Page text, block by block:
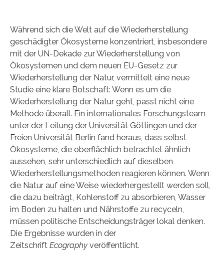
Während sich die Welt auf die Wiederherstellung
geschädigter Ökosysteme konzentriert, insbesondere
mit der UN-Dekade zur Wiederherstellung von
Ökosystemen und dem neuen EU-Gesetz zur
Wiederherstellung der Natur, vermittelt eine neue
Studie eine klare Botschaft: Wenn es um die
Wiederherstellung der Natur geht, passt nicht eine
Methode überall. Ein internationales Forschungsteam
unter der Leitung der Universität Göttingen und der
Freien Universität Berlin fand heraus, dass selbst
Ökosysteme, die oberflächlich betrachtet ähnlich
aussehen, sehr unterschiedlich auf dieselben
Wiederherstellungsmethoden reagieren können. Wenn
die Natur auf eine Weise wiederhergestellt werden soll,
die dazu beiträgt, Kohlenstoff zu absorbieren, Wasser
im Boden zu halten und Nährstoffe zu recyceln,
müssen politische Entscheidungsträger lokal denken.
Die Ergebnisse wurden in der
Zeitschrift Ecography veröffentlicht.